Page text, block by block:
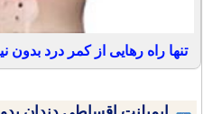
تنها راه رهایی از کمر درد بدون